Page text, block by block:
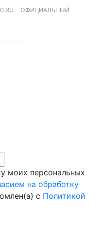
- ОФИЦИАЛЬНЫЙ
моих персональных
на обработку
с Политикой